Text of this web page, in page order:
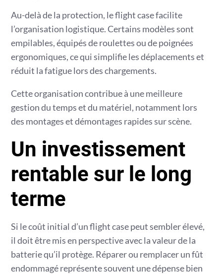
Au-delà de la protection, le flight case facilite
l’organisation logistique. Certains modèles sont
empilables, équipés de roulettes ou de poignées
ergonomiques, ce qui simplifie les déplacements et
réduit la fatigue lors des chargements.
Cette organisation contribue à une meilleure
gestion du temps et du matériel, notamment lors
des montages et démontages rapides sur scène.
Un investissement
rentable sur le long
terme
Si le coût initial d’un flight case peut sembler élevé,
il doit être mis en perspective avec la valeur de la
batterie qu’il protège. Réparer ou remplacer un fût
endommagé représente souvent une dépense bien